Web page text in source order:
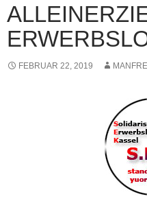
FEBRUAR 22, 2019